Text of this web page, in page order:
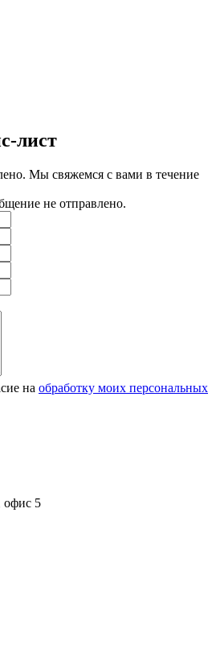
лист
Мы свяжемся с вами в течение
не отправлено.
на обработку моих персональных
офис 5